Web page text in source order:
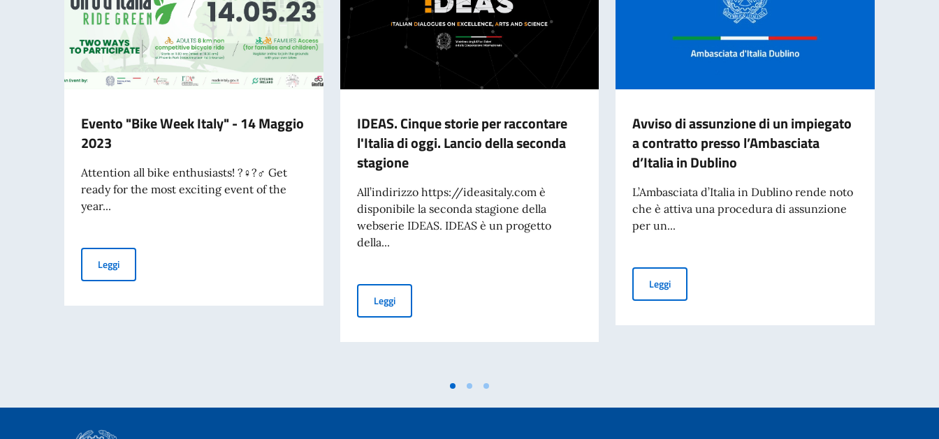
Evento "Bike Week Italy" - 14 Maggio
2023
Attention all bike enthusiasts! ?‍♀️?‍♂️ Get
ready for the most exciting event of the
year...
LeggiEvento "Bike Week Italy" - 14 Maggio 2023
IDEAS. Cinque storie per raccontare
l'Italia di oggi. Lancio della seconda
stagione
All’indirizzo https://ideasitaly.com è
disponibile la seconda stagione della
webserie IDEAS. IDEAS è un progetto
della...
LeggiIDEAS. Cinque storie per raccontare l'Italia di oggi. Lancio della seconda stagione
Avviso di assunzione di un impiegato
a contratto presso l’Ambasciata
d’Italia in Dublino
L’Ambasciata d’Italia in Dublino rende noto
che è attiva una procedura di assunzione
per un...
LeggiAvviso di assunzione di un impiegato a contratto presso